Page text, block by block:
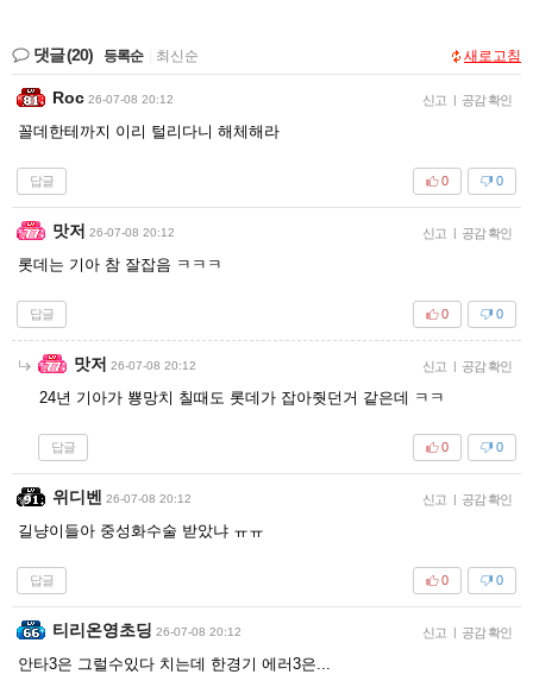
댓글(20) 등록순 최신순 새로고침
Roc 26-07-08 20:12 신고 | 공감 확인
꼴데한테까지 이리 털리다니 해체해라
답글 0
0
맛저 26-07-08 20:12 신고 | 공감 확인
롯데는 기아 참 잘잡음 ㅋㅋㅋ
답글 0
0
맛저 26-07-08 20:12 신고 | 공감 확인
24년 기아가 뿅망치 칠때도 롯데가 잡아줫던거 같은데 ㅋㅋ
답글 0
0
위디벤 26-07-08 20:12 신고 | 공감 확인
길냥이들아 중성화수술 받았냐 ㅠㅠ
답글 0
0
티리온영초딩 26-07-08 20:12 신고 | 공감 확인
안타3은 그럴수있다 치는데 한경기 에러3은...